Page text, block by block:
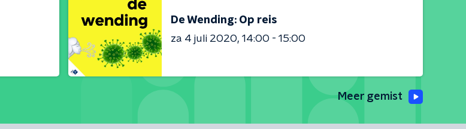
De Wending: Op reis
za 4 juli 2020 14:00 - 15:00
Meer gemist